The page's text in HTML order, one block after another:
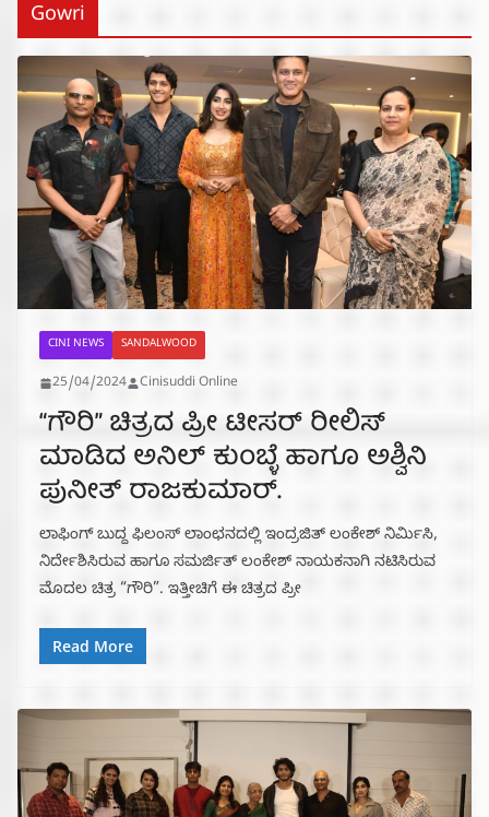
Gowri
CINI NEWS SANDALWOOD
25/04/2024 Cinisuddi Online
“ಗೌರಿ” ಚಿತ್ರದ ಪ್ರೀ ಟೀಸರ್ ರೀಲಿಸ್
ಮಾಡಿದ ಅನಿಲ್ ಕುಂಬ್ಳೆ ಹಾಗೂ ಅಶ್ವಿನಿ
ಪುನೀತ್ ರಾಜಕುಮಾರ್.
ಲಾಫಿಂಗ್ ಬುದ್ದ ಫಿಲಂಸ್ ಲಾಂಛನದಲ್ಲಿ ಇಂದ್ರಜಿತ್ ಲಂಕೇಶ್ ನಿರ್ಮಿಸಿ,
ನಿರ್ದೇಶಿಸಿರುವ ಹಾಗೂ ಸಮರ್ಜಿತ್ ಲಂಕೇಶ್ ನಾಯಕನಾಗಿ ನಟಿಸಿರುವ
ಮೊದಲ ಚಿತ್ರ “ಗೌರಿ”. ಇತ್ತೀಚಿಗೆ ಈ ಚಿತ್ರದ ಪ್ರೀ
Read More